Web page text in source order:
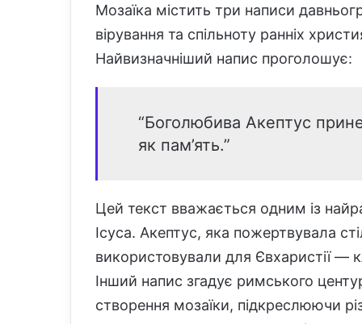
Мозаїка містить три написи
вірування та спільноту ранніх
Найвизначніший напис проголошує:
“Боголюбива Акептус
як пам’ять.”
Цей текст вважається одним із
Ісуса. Акептус, яка пожертвувала
використовували для Євхаристії —
Інший напис згадує римського
створення мозаїки, підкреслюючи